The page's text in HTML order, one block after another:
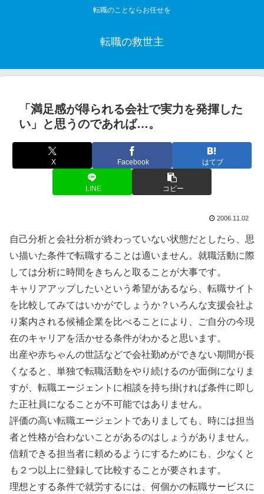
転職のことならお任せを
転職の救世主
「満足感が得られる会社で実力を発揮した
い」と思うのであれば…。
X Facebook はてブ
LINE コピー
2006.11.02
自己分析と会社分析が終わっていない状態だとしたら、思
い描いた条件で転職することは適いません。就職活動に際
しては分析に時間をきちんと取ることが大事です。
キャリアアップしたいという希望があるなら、転職サイト
を比較してみてはいかがでしょうか？いろんな支援会社よ
り案内される候補企業を比べることにより、ご自分の今現
在のキャリアを活かせる条件がわかると思います。
出産や赤ちゃんの世話などで会社勤めができない期間が長
くなると、単独で転職活動をやり続けるのが面倒になりま
すが、転職エージェントに相談を持ち掛ければ条件に即し
た正社員になることが不可能ではありません。
評価の高い転職エージェントでありましても、時には担当
者と性格が合わないことがあるのはしょうがありません。
信頼できる担当者に頼めるようにするためにも、少なくと
も２つ以上に登録して比較することが要されます。
理想とする条件で就労するには、何個かの転職サービスに